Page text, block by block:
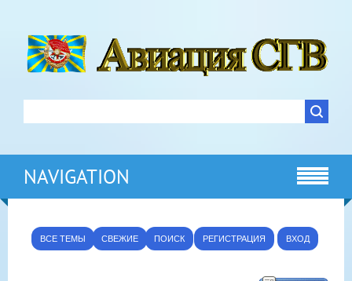
NAVIGATION
ВСЕ ТЕМЫ СВЕЖИЕ ПОИСК РЕГИСТРАЦИЯ ВХОД